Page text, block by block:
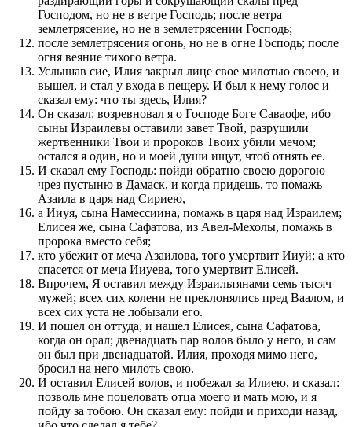
Господом, но не в ветре Господь; после ветра
землетрясение, но не в землетрясении Господь;
после землетрясения огонь, но не в огне Господь; после
огня веяние тихого ветра.
Услышав сие, Илия закрыл лице свое милотью своею, и
вышел, и стал у входа в пещеру. И был к нему голос и
сказал ему: что ты здесь, Илия?
Он сказал: возревновал я о Господе Боге Саваофе, ибо
сыны Израилевы оставили завет Твой, разрушили
жертвенники Твои и пророков Твоих убили мечом;
остался я один, но и моей души ищут, чтоб отнять ее.
И сказал ему Господь: пойди обратно своею дорогою
чрез пустыню в Дамаск, и когда придешь, то помажь
Азаила в царя над Сириею,
а Ииуя, сына Намессиина, помажь в царя над Израилем;
Елисея же, сына Сафатова, из Авел-Мехолы, помажь в
пророка вместо себя;
кто убежит от меча Азаилова, того умертвит Ииуй; а кто
спасется от меча Ииуева, того умертвит Елисей.
Впрочем, Я оставил между Израильтянами семь тысяч
мужей; всех сих колени не преклонялись пред Ваалом, и
всех сих уста не лобызали его.
И пошел он оттуда, и нашел Елисея, сына Сафатова,
когда он орал; двенадцать пар волов было у него, и сам
он был при двенадцатой. Илия, проходя мимо него,
бросил на него милоть свою.
И оставил Елисей волов, и побежал за Илиею, и сказал:
позволь мне поцеловать отца моего и мать мою, и я
пойду за тобою. Он сказал ему: пойди и приходи назад,